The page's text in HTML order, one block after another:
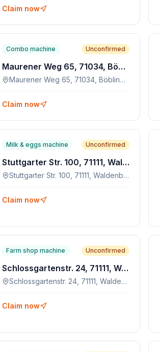
Claim now
Combo machine Unconfirmed
Maurener Weg 65, 71034, Böblingen
Maurener Weg 65, 71034, Böblingen
Claim now
Milk & eggs machine Unconfirmed
Stuttgarter Str. 100, 71111, Waldenbuch
Stuttgarter Str. 100, 71111, Waldenbuch
Claim now
Farm shop machine Unconfirmed
Schlossgartenstr. 24, 71111, Waldenbuch
Schlossgartenstr. 24, 71111, Waldenbuch
Claim now